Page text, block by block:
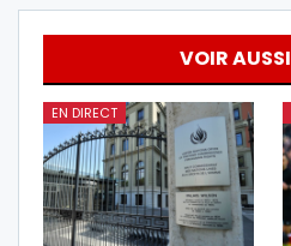
VOIR AUSSI
EN DIRECT